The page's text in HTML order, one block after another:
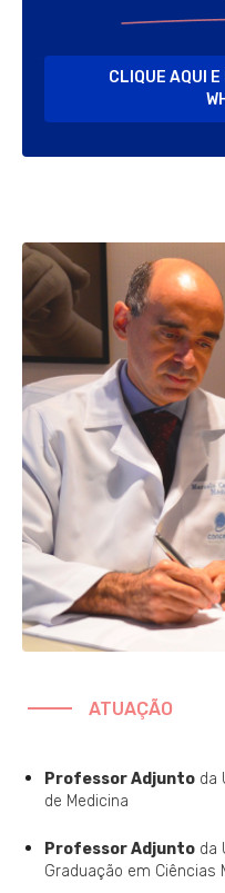
CLIQUE AQUI
ATUAÇÃO
Professor Adjunto da
de Medicina
Professor Adjunto da
Graduação em Ciências